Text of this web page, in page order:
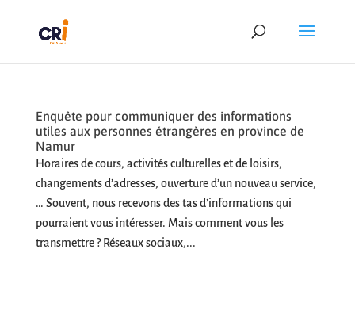
Enquête pour communiquer des informations
utiles aux personnes étrangères en province de
Namur
Horaires de cours, activités culturelles et de loisirs,
changements d’adresses, ouverture d’un nouveau service,
… Souvent, nous recevons des tas d’informations qui
pourraient vous intéresser. Mais comment vous les
transmettre ? Réseaux sociaux,...